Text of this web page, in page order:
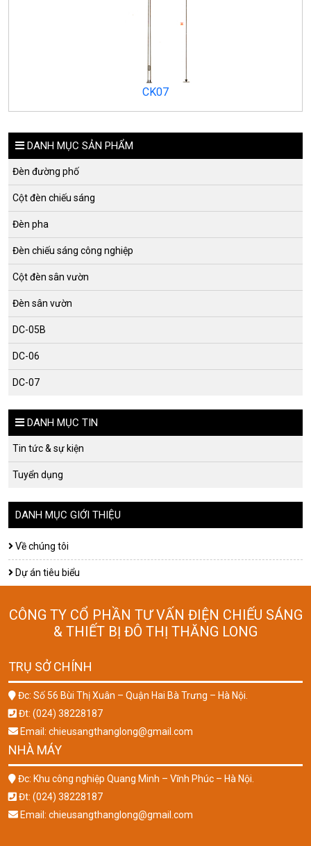
CK07
DANH MỤC SẢN PHẨM
Đèn đường phố
Cột đèn chiếu sáng
Đèn pha
Đèn chiếu sáng công nghiệp
Cột đèn sân vườn
Đèn sân vườn
DC-05B
DC-06
DC-07
DANH MỤC TIN
Tin tức & sự kiện
Tuyển dụng
DANH MỤC GIỚI THIỆU
Về chúng tôi
Dự án tiêu biểu
CÔNG TY CỔ PHẦN TƯ VẤN ĐIỆN CHIẾU SÁNG
& THIẾT BỊ ĐÔ THỊ THĂNG LONG
TRỤ SỞ CHÍNH
Đc: Số 56 Bùi Thị Xuân – Quận Hai Bà Trưng – Hà Nội.
Đt: (024) 38228187
Email: chieusangthanglong@gmail.com
NHÀ MÁY
Đc: Khu công nghiệp Quang Minh – Vĩnh Phúc – Hà Nội.
Đt: (024) 38228187
Email: chieusangthanglong@gmail.com